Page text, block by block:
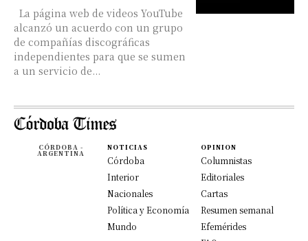
La página web de videos YouTube
alcanzó un acuerdo con un grupo
de compañías discográficas
independientes para que se sumen
a un servicio de...
CÓRDOBA -
ARGENTINA
NOTICIAS
Córdoba
Interior
Nacionales
Política y Economía
Mundo
OPINION
Columnistas
Editoriales
Cartas
Resumen semanal
Efemérides